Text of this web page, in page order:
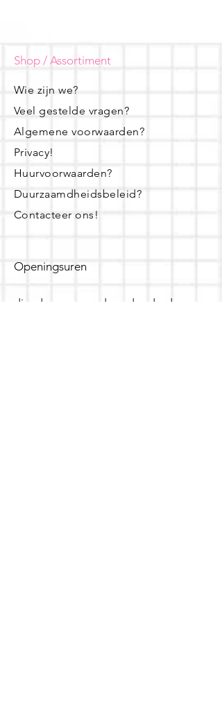
Shop / Assortiment
Wie zijn we?
Veel gestelde vragen?
Algemene voorwaarden?
Privacy!
Huurvoorwaarden?
Duurzaamdheidsbeleid?
Contacteer ons!
Openingsuren
dinsdag - woensdag- donderdag: